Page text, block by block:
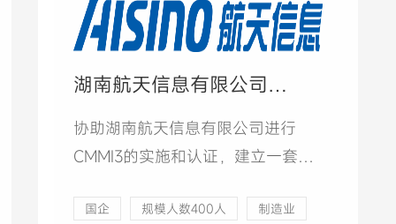
湖南航天信息有限公司
协助湖南航天信息有限公司进行
CMMI3的实施和认证，建立一套过
通过CMMI研究院授权主任评估师的
国企 规模人数400人 制造业